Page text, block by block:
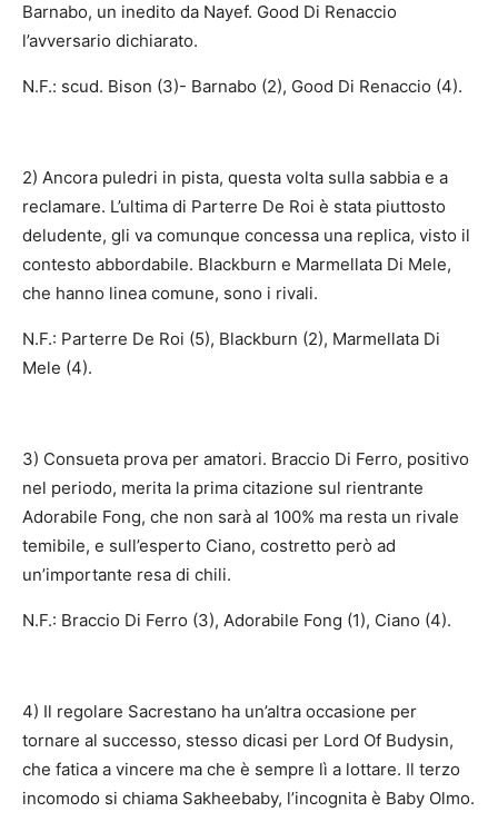
Barnabo, un inedito da Nayef. Good Di Renaccio
l’avversario dichiarato.
N.F.: scud. Bison (3)- Barnabo (2), Good Di Renaccio (4).
2) Ancora puledri in pista, questa volta sulla sabbia e a
reclamare. L’ultima di Parterre De Roi è stata piuttosto
deludente, gli va comunque concessa una replica, visto il
contesto abbordabile. Blackburn e Marmellata Di Mele,
che hanno linea comune, sono i rivali.
N.F.: Parterre De Roi (5), Blackburn (2), Marmellata Di
Mele (4).
3) Consueta prova per amatori. Braccio Di Ferro, positivo
nel periodo, merita la prima citazione sul rientrante
Adorabile Fong, che non sarà al 100% ma resta un rivale
temibile, e sull’esperto Ciano, costretto però ad
un’importante resa di chili.
N.F.: Braccio Di Ferro (3), Adorabile Fong (1), Ciano (4).
4) Il regolare Sacrestano ha un’altra occasione per
tornare al successo, stesso dicasi per Lord Of Budysin,
che fatica a vincere ma che è sempre lì a lottare. Il terzo
incomodo si chiama Sakheebaby, l’incognita è Baby Olmo.